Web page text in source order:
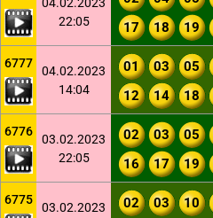
22:05
17
18 19
6777
04.02.2023
14:04
01 03 05
12
14 18
6776
03.02.2023
22:05
02 03 05
16
17 19
6775
03.02.2023
02 03 10